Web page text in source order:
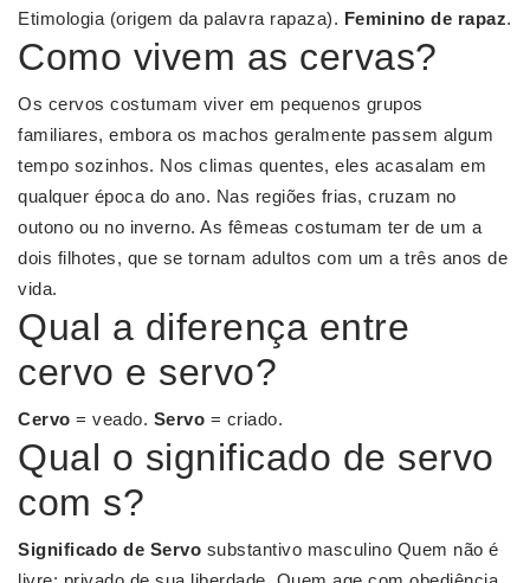
Etimologia (origem da palavra rapaza). Feminino de rapaz.
Como vivem as cervas?
Os cervos costumam viver em pequenos grupos
familiares, embora os machos geralmente passem algum
tempo sozinhos. Nos climas quentes, eles acasalam em
qualquer época do ano. Nas regiões frias, cruzam no
outono ou no inverno. As fêmeas costumam ter de um a
dois filhotes, que se tornam adultos com um a três anos de
vida.
Qual a diferença entre
cervo e servo?
Cervo = veado. Servo = criado.
Qual o significado de servo
com s?
Significado de Servo substantivo masculino Quem não é